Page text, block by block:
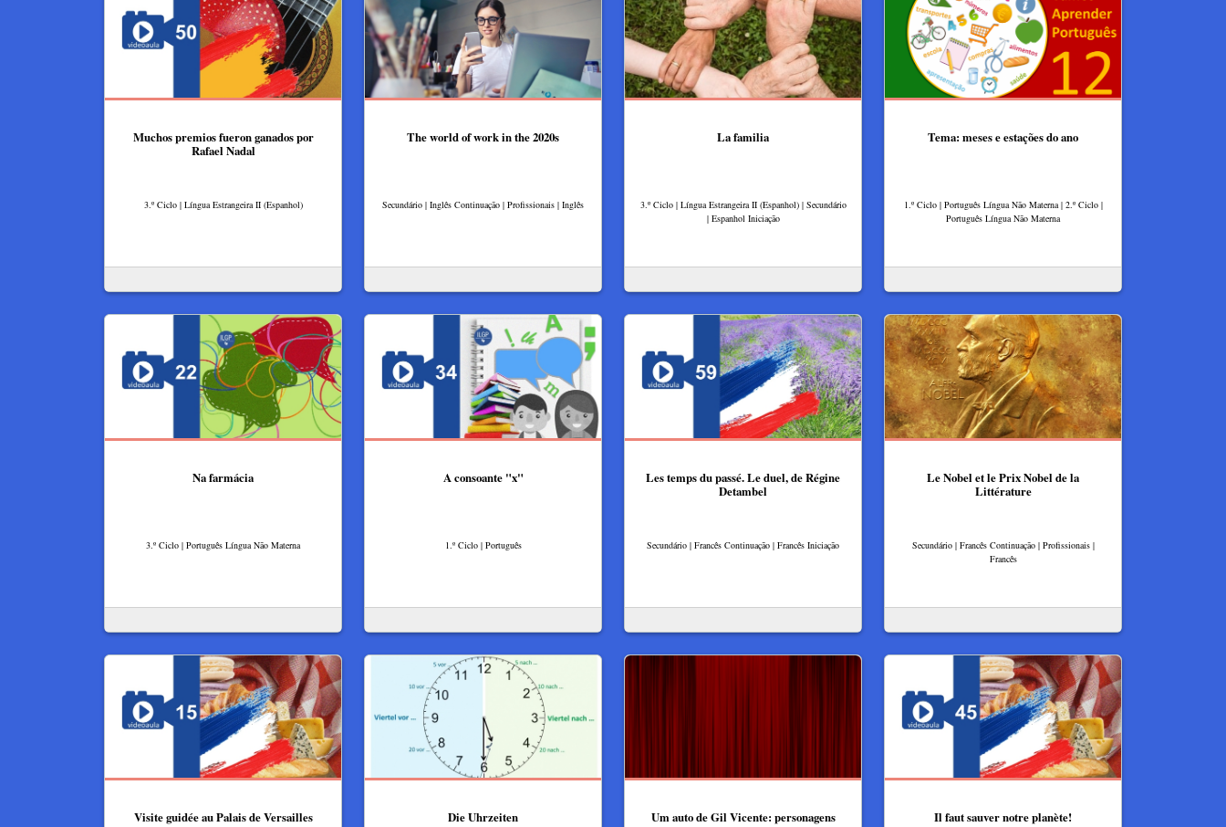
Muchos premios fueron ganados por
Rafael Nadal
3.º Ciclo | Língua Estrangeira II (Espanhol)
The world of work in the 2020s
Secundário | Inglês Continuação | Profissionais | Inglês
La familia
3.º Ciclo | Língua Estrangeira II (Espanhol) | Secundário
| Espanhol Iniciação
Tema: meses e estações do ano
1.º Ciclo | Português Língua Não Materna | 2.º Ciclo |
Português Língua Não Materna
Na farmácia
3.º Ciclo | Português Língua Não Materna
A consoante "x"
1.º Ciclo | Português
Les temps du passé. Le duel, de Régine
Detambel
Secundário | Francês Continuação | Francês Iniciação
Le Nobel et le Prix Nobel de la
Littérature
Secundário | Francês Continuação | Profissionais |
Francês
Visite guidée au Palais de Versailles Die Uhrzeiten Um auto de Gil Vicente: personagens Il faut sauver notre planète!